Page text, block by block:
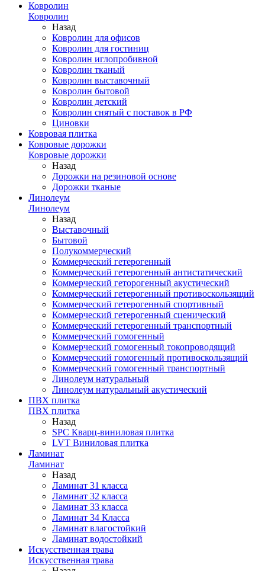
Ковролин
Ковролин
Назад
Ковролин для офисов
Ковролин для гостиниц
Ковролин иглопробивной
Ковролин тканый
Ковролин выставочный
Ковролин бытовой
Ковролин детский
Ковролин снятый с поставок в РФ
Циновки
Ковровая плитка
Ковровые дорожки
Ковровые дорожки
Назад
Дорожки на резиновой основе
Дорожки тканые
Линолеум
Линолеум
Назад
Выставочный
Бытовой
Полукоммерческий
Коммерческий гетерогенный
Коммерческий гетерогенный антистатический
Коммерческий геторогенный акустический
Коммерческий гетерогенный противоскользящий
Коммерческий гетерогенный спортивный
Коммерческий гетерогенный сценический
Коммерческий гетерогенный транспортный
Коммерческий гомогенный
Коммерческий гомогенный токопроводящий
Коммерческий гомогенный противоскользящий
Коммерческий гомогенный транспортный
Линолеум натуральный
Линолеум натуральный акустический
ПВХ плитка
ПВХ плитка
Назад
SPC Кварц-виниловая плитка
LVT Виниловая плитка
Ламинат
Ламинат
Назад
Ламинат 31 класса
Ламинат 32 класса
Ламинат 33 класса
Ламинат 34 Класса
Ламинат влагостойкий
Ламинат водостойкий
Искусственная трава
Искусственная трава